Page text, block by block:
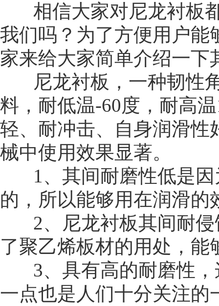
相信大家对尼龙衬板
我们吗？为了方便用户能
家来给大家简单介绍一下
尼龙衬板，一种韧性
料，耐低温-60度，耐高
轻、耐冲击、自身润滑性
械中使用效果显著。
1、其间耐磨性低是因
的，所以能够用在润滑的
2、尼龙衬板其间耐侵
了聚乙烯板材的用处，
3、具有高的耐磨性，
一点也是人们十分关注的